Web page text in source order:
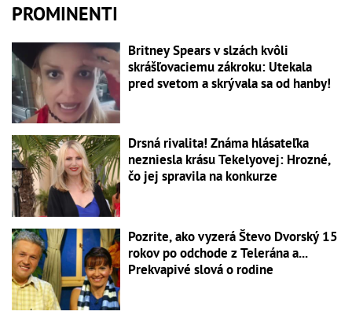
PROMINENTI
Britney Spears v slzách kvôli
skrášľovaciemu zákroku: Utekala
pred svetom a skrývala sa od hanby!
Drsná rivalita! Známa hlásateľka
nezniesla krásu Tekelyovej: Hrozné,
čo jej spravila na konkurze
Pozrite, ako vyzerá Števo Dvorský 15
rokov po odchode z Telerána a...
Prekvapivé slová o rodine